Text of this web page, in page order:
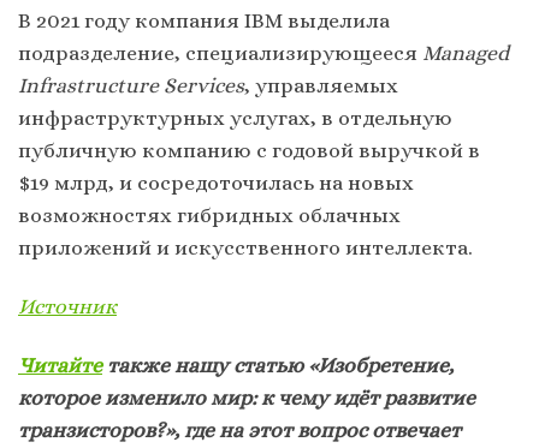
В 2021 году компания IBM выделила
подразделение, специализирующееся Managed
Infrastructure Services, управляемых
инфраструктурных услугах, в отдельную
публичную компанию с годовой выручкой в
$19 млрд, и сосредоточилась на новых
возможностях гибридных облачных
приложений и искусственного интеллекта.
Источник
Читайтетакже нашу статью «Изобретение,
которое изменило мир: к чему идёт развитие
транзисторов?», где на этот вопрос отвечает